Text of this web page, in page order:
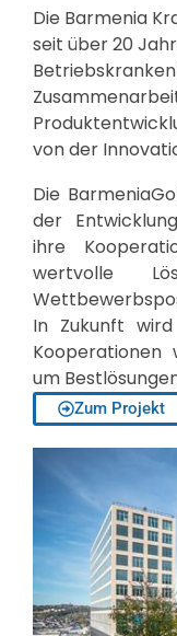
Die Barmenia
seit über 20
von der
Die
der
ihre
wertvolle
In Zukunft
Kooperationen
um
Zum Projekt